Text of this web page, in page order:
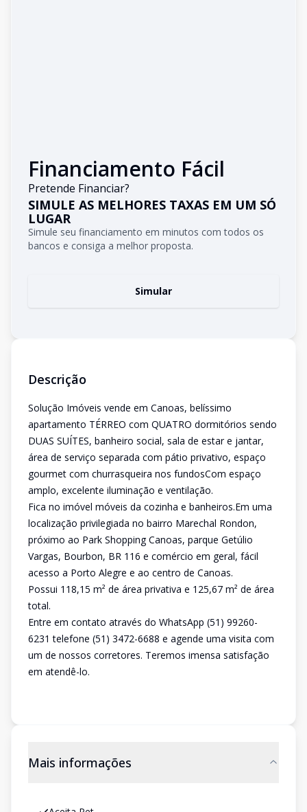
Financiamento Fácil
Pretende Financiar?
SIMULE AS MELHORES TAXAS EM UM SÓ
LUGAR
Simule seu financiamento em minutos com todos os
bancos e consiga a melhor proposta.
Simular
Descrição
Solução Imóveis vende em Canoas, belíssimo
apartamento TÉRREO com QUATRO dormitórios sendo
DUAS SUÍTES, banheiro social, sala de estar e jantar,
área de serviço separada com pátio privativo, espaço
gourmet com churrasqueira nos fundosCom espaço
amplo, excelente iluminação e ventilação.
Fica no imóvel móveis da cozinha e banheiros.Em uma
localização privilegiada no bairro Marechal Rondon,
próximo ao Park Shopping Canoas, parque Getúlio
Vargas, Bourbon, BR 116 e comércio em geral, fácil
acesso a Porto Alegre e ao centro de Canoas.
Possui 118,15 m² de área privativa e 125,67 m² de área
total.
Entre em contato através do WhatsApp (51) 99260-
6231 telefone (51) 3472-6688 e agende uma visita com
um de nossos corretores. Teremos imensa satisfação
em atendê-lo.
Mais informações